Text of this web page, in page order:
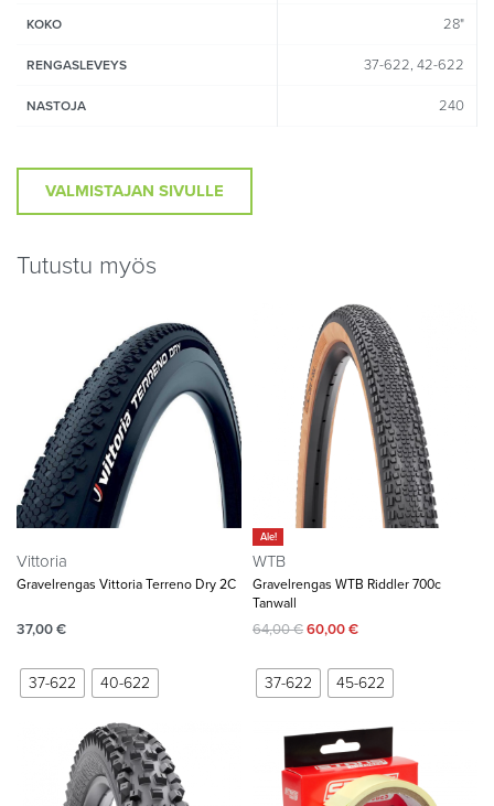
KOKO 28"
RENGASLEVEYS 37-622, 42-622
NASTOJA 240
VALMISTAJAN SIVULLE
Tutustu myös
Vittoria
Gravelrengas Vittoria Terreno Dry 2C
37,00€
37-622 40-622
Ale!
WTB
Gravelrengas WTB Riddler 700c
Tanwall
64,00€60,00€
37-622 45-622